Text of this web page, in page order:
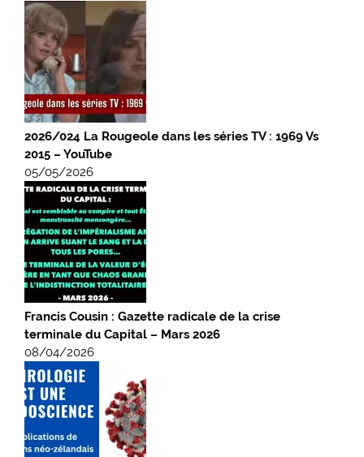
2026/024 La Rougeole dans les séries TV : 1969 Vs
2015 – YouTube
05/05/2026
Francis Cousin : Gazette radicale de la crise
terminale du Capital – Mars 2026
08/04/2026